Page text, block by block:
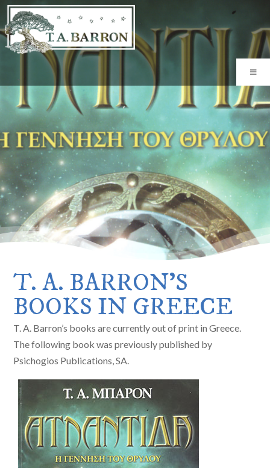
T. A. BARRON’S
BOOKS IN GREECE
T. A. Barron’s books are currently out of print in Greece.
The following book was previously published by
Psichogios Publications, SA.